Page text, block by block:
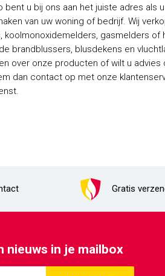
bent u bij ons aan het juiste adres als
van uw woning of bedrijf. Wij
koolmonoxidemelders, gasmelders of
brandblussers, blusdekens en
over onze producten of wilt u advies
dan contact op met onze
Gratis
nieuws in je mailbox